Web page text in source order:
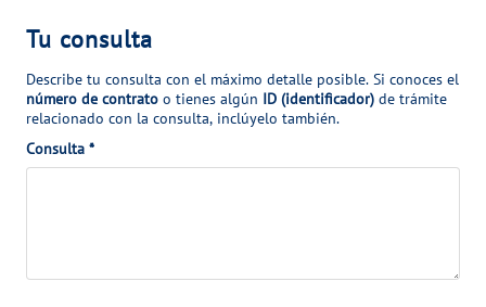
t
r
a
t
o
T
u
c
o
n
t
Tu consulta
Describe tu consulta con el máximo detalle posible. Si conoces el
número de contrato o tienes algún ID (identificador) de trámite
relacionado con la consulta, inclúyelo también.
Consulta *